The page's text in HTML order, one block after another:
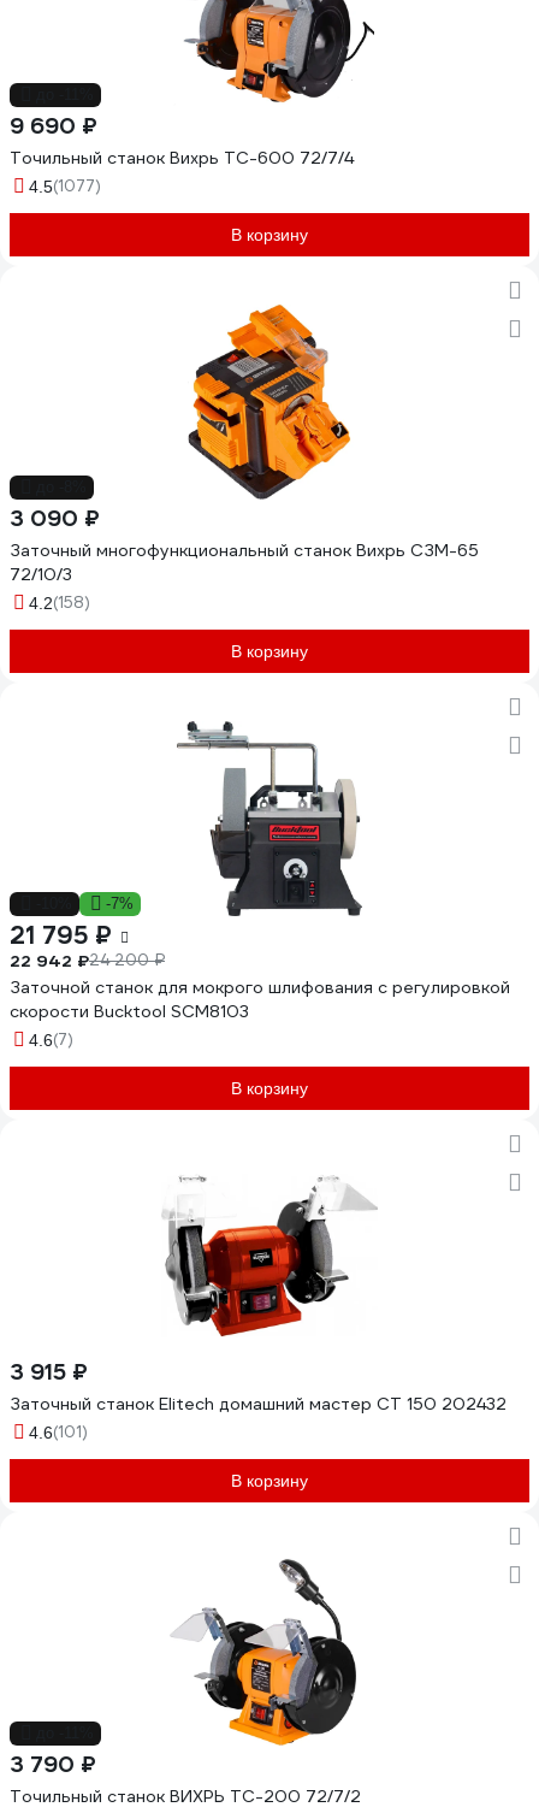
9 690 ₽
Точильный станок Вихрь ТС-600 72/7/4
4.5(1077)
В корзину
3 090 ₽
Заточный многофункциональный станок Вихрь СЗМ-65
72/10/3
4.2(158)
В корзину
-7%
21 795 ₽
22 942 ₽24 200 ₽
Заточной станок для мокрого шлифования с регулировкой
скорости Bucktool SCM8103
4.6(7)
В корзину
3 915 ₽
Заточный станок Elitech домашний мастер СТ 150 202432
4.6(101)
В корзину
3 790 ₽
Точильный станок ВИХРЬ ТС-200 72/7/2